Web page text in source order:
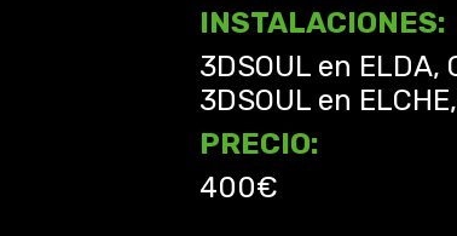
INSTALACIONES:
3DSOUL en
3DSOUL en
PRECIO:
400€